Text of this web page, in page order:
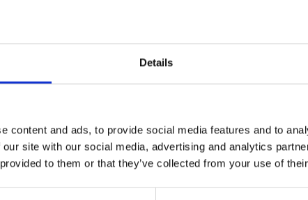
Details
content and ads, to provide social media features and to
site with our social media, advertising and analytics
to them or that they’ve collected from your use of
yng Ngholeg Castell-nedd a Choleg Y
gyda’r Prif Weithredwr a’r
roddodd araith i ddiolch i’r staff a
o staff meithrinfa ddydd Lilliput yng
gwblhau NVQ mewn Gwasanaeth
fwynhau derbyniad gyda’r hwyr